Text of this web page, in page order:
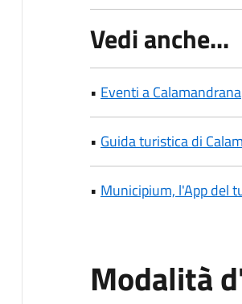
Vedi anche...
• Eventi a Calamandrana
• Guida turistica di
• Municipium, l'App del
Modalità